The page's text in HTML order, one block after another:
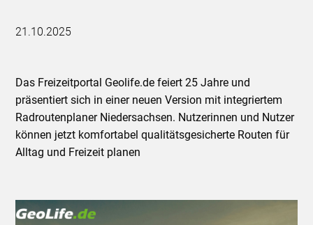
21.10.2025
Das Freizeitportal Geolife.de feiert 25 Jahre und
präsentiert sich in einer neuen Version mit integriertem
Radroutenplaner Niedersachsen. Nutzerinnen und Nutzer
können jetzt komfortabel qualitätsgesicherte Routen für
Alltag und Freizeit planen